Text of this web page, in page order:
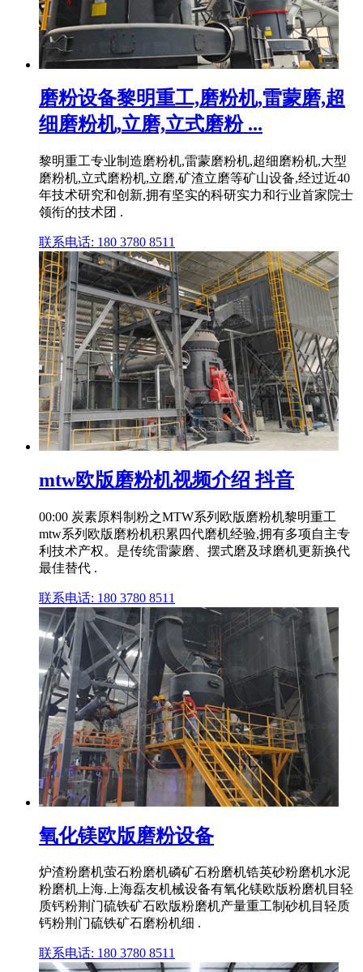
磨粉设备黎明重工,磨粉机,雷蒙磨,超
细磨粉机,立磨,立式磨粉 ...
黎明重工专业制造磨粉机,雷蒙磨粉机,超细磨粉机,大型
磨粉机,立式磨粉机,立磨,矿渣立磨等矿山设备,经过近40
年技术研究和创新,拥有坚实的科研实力和行业首家院士
领衔的技术团 .
联系电话: 180 3780 8511
mtw欧版磨粉机视频介绍 抖音
00:00 炭素原料制粉之MTW系列欧版磨粉机黎明重工
mtw系列欧版磨粉机积累四代磨机经验,拥有多项自主专
利技术产权。是传统雷蒙磨、摆式磨及球磨机更新换代
最佳替代 .
联系电话: 180 3780 8511
氧化镁欧版磨粉设备
炉渣粉磨机萤石粉磨机磷矿石粉磨机锆英砂粉磨机水泥
粉磨机上海.上海磊友机械设备有氧化镁欧版粉磨机目轻
质钙粉荆门硫铁矿石欧版粉磨机产量重工制砂机目轻质
钙粉荆门硫铁矿石磨粉机细 .
联系电话: 180 3780 8511